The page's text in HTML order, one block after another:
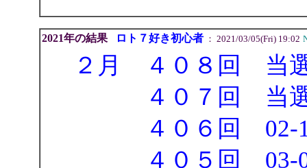
2021年の結果 ロト７好き初心者： 2021/03/05(Fri) 19:02
２月 ４０８回 当
４０７回 当選
４０６回 02-11-
４０５回 03-